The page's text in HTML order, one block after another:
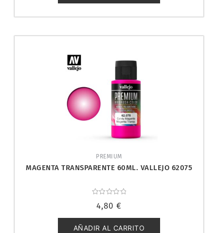
PREMIUM
MAGENTA TRANSPARENTE 60ML. VALLEJO 62075
con
de
5
4,80 €
AÑADIR AL CARRITO